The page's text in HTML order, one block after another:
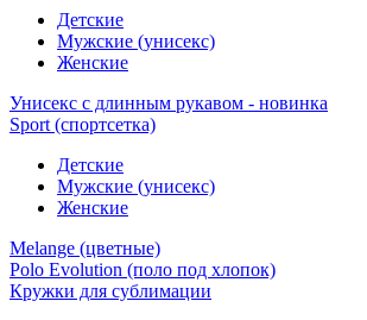
Детские
Мужские (унисекс)
Женские
Унисекс с длинным рукавом - новинка
Sport (спортсетка)
Детские
Мужские (унисекс)
Женские
Melange (цветные)
Polo Evolution (поло под хлопок)
Кружки для сублимации